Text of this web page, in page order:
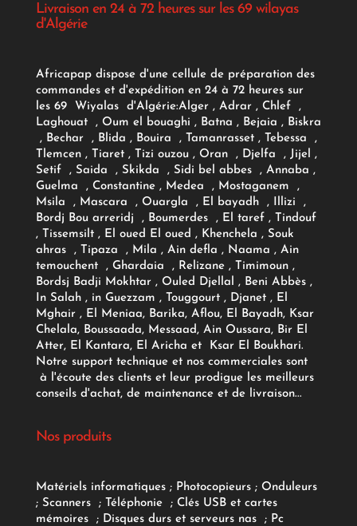
Livraison en 24 à 72 heures sur les 69 wilayas
d'Algérie
Africapap dispose d'une cellule de préparation des
commandes et d'expédition en 24 à 72 heures sur
les 69 Wiyalas d'Algérie:Alger , Adrar, Chlef ,
Laghouat , Oum el bouaghi , Batna , Bejaia , Biskra
, Bechar , Blida , Bouira , Tamanrasset , Tebessa ,
Tlemcen , Tiaret , Tizi ouzou , Oran , Djelfa , Jijel ,
Setif , Saida , Skikda , Sidi bel abbes , Annaba ,
Guelma , Constantine , Medea , Mostaganem ,
Msila , Mascara , Ouargla , El bayadh , Illizi ,
Bordj Bou arreridj , Boumerdes , El taref , Tindouf
, Tissemsilt , El oued El oued , Khenchela , Souk
ahras , Tipaza , Mila , Ain defla , Naama , Ain
temouchent , Ghardaia , Relizane , Timimoun ,
Bordsj Badji Mokhtar , Ouled Djellal , Beni Abbès ,
In Salah , in Guezzam , Touggourt , Djanet , El
Mghair , El Meniaa, Barika, Aflou, El Bayadh, Ksar
Chelala, Boussaada, Messaad, Ain Oussara, Bir El
Atter, El Kantara, El Aricha et Ksar El Boukhari.
Notre support technique et nos commerciales sont
à l'écoute des clients et leur prodigue les meilleurs
conseils d'achat, de maintenance et de livraison...
Nos produits
Matériels informatiques; Photocopieurs; Onduleurs
; Scanners ; Téléphonie ; Clés USB et cartes
mémoires
; Disques durs et serveurs nas ; Pc